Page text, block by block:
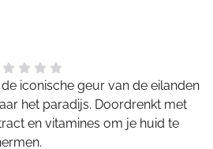
iconische geur van de eilanden
het paradijs. Doordrenkt met
en vitamines om je huid te